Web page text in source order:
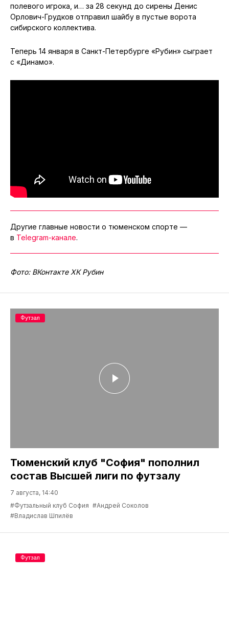
полевого игрока, и… за 28 секунд до сирены Денис
Орлович-Грудков отправил шайбу в пустые ворота
сибирского коллектива.
Теперь 14 января в Санкт-Петербурге «Рубин» сыграет
с «Динамо».
Другие главные новости о тюменском спорте —
в Telegram-канале.
Фото: ВКонтакте ХК Рубин
Тюменский клуб "София" пополнил
состав Высшей лиги по футзалу
7 августа, 14:40
#Футзальный клуб София #Андрей Соколов
#Владислав Шпилёв
Футзал
Футзал